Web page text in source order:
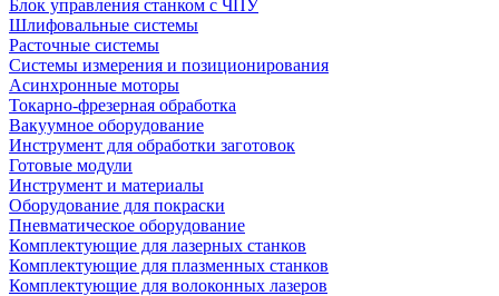
Блок управления станком с ЧПУ
Шлифовальные системы
Расточные системы
Системы измерения и позиционирования
Асинхронные моторы
Токарно-фрезерная обработка
Вакуумное оборудование
Инструмент для обработки заготовок
Готовые модули
Инструмент и материалы
Оборудование для покраски
Пневматическое оборудование
Комплектующие для лазерных станков
Комплектующие для плазменных станков
Комплектующие для волоконных лазеров